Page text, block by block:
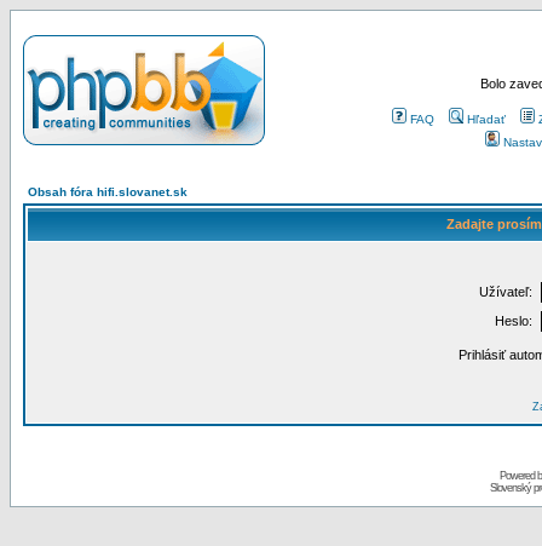
Bolo
FAQ Hľadať
Obsah fóra hifi.slovanet.sk
Zadajte
Užívateľ:
Heslo:
Prihlásiť
Powered
Slovenský